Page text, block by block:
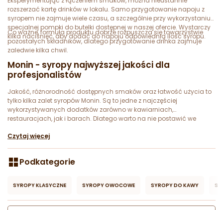
rozszerzać kartę drinków w lokalu. Samo przygotowanie napoju z
syropem nie zajmuje wiele czasu, a szczególnie przy wykorzystaniu
specjalnej pompki do butelki dostępnej w naszej ofercie. Wystarczy
kilka naciśnięć, aby dodać do napoju odpowiednią ilość syropu.
Co ważne, formuła produktu dobrze rozpuszcza się towarzystwie
pozostałych składników, dlatego przygotowanie drinka zajmuje
zaledwie kilka chwil.
Monin - syropy najwyższej jakości dla
profesjonalistów
Jakość, różnorodność dostępnych smaków oraz łatwość użycia to
tylko kilka zalet syropów Monin. Są to jedne z najczęściej
wykorzystywanych dodatków zarówno w kawiarniach,
restauracjach, jak i barach. Dlatego warto na nie postawić we
Czytaj więcej
Podkategorie
SYROPY KLASYCZNE SYROPY OWOCOWE SYROPY DO KAWY